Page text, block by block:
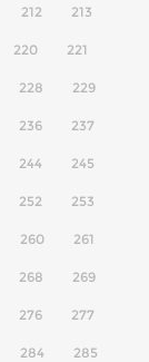
212 213
220 221
228 229
236 237
244 245
252 253
260 261
268 269
276 277
284 285